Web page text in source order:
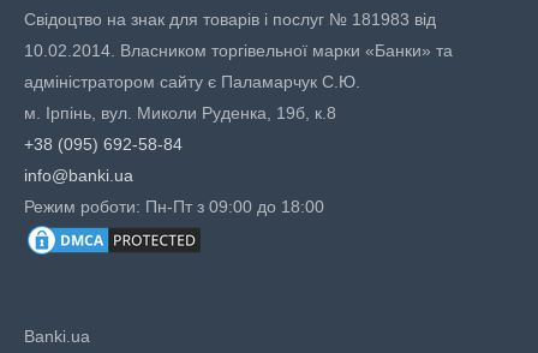
Свідоцтво на знак для товарів і послуг № 181983 від
10.02.2014. Власником торгівельної марки «Банки» та
адміністратором сайту є Паламарчук С.Ю.
м. Ірпінь, вул. Миколи Руденка, 19б, к.8
+38 (095) 692-58-84
info@banki.ua
Режим роботи: Пн-Пт з 09:00 до 18:00
Banki.ua